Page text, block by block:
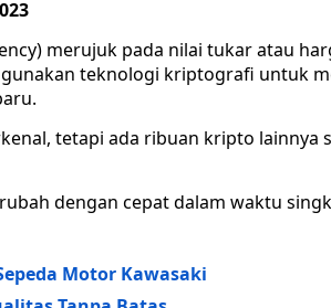
merujuk pada nilai tukar atau
teknologi kriptografi untuk
tetapi ada ribuan kripto lainnya
dengan cepat dalam waktu
Motor Kawasaki